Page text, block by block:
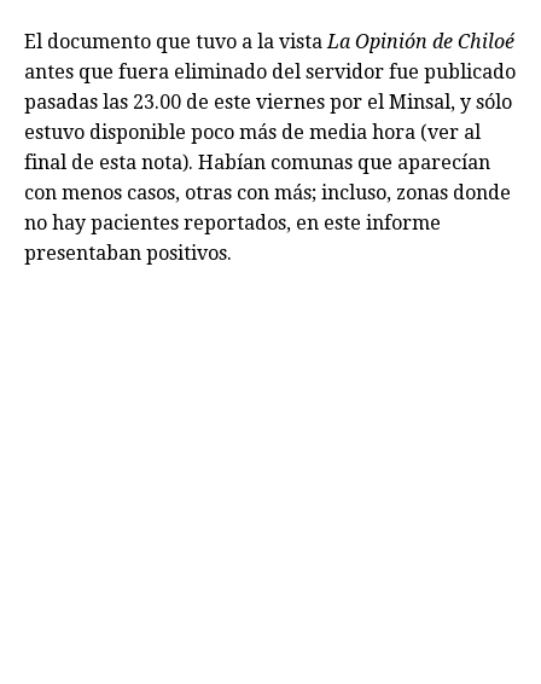
El documento que tuvo a la vistaLa Opinión de Chiloé
antes que fuera eliminado del servidor fue publicado
pasadas las 23.00 de este viernes por el Minsal, y sólo
estuvo disponible poco más de media hora (ver al
final de esta nota). Habían comunas que aparecían
con menos casos, otras con más; incluso, zonas donde
no hay pacientes reportados, en este informe
presentaban positivos.